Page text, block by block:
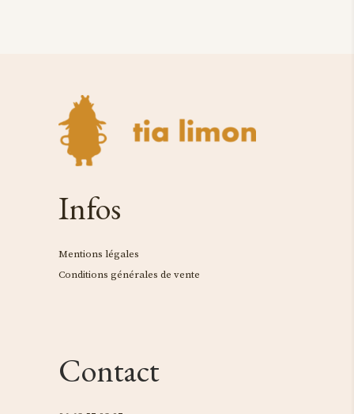
Infos
Mentions légales
Conditions générales de vente
Contact